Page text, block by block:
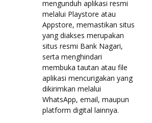
mengunduh aplikasi resmi
melalui Playstore atau
Appstore, memastikan situs
yang diakses merupakan
situs resmi Bank Nagari,
serta menghindari
membuka tautan atau file
aplikasi mencurigakan yang
dikirimkan melalui
WhatsApp, email, maupun
platform digital lainnya.